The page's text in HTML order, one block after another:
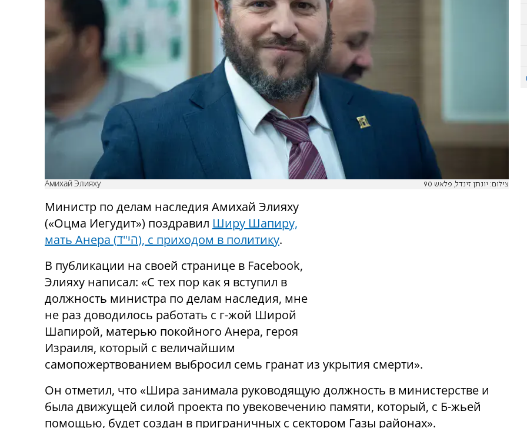
Амихай Элияху צילום: יונתן זינדל, פלאש 90
Министр по делам наследия Амихай Элияху
(«Оцма Иегудит») поздравил Ширу Шапиру,
мать Анера (הי"ד), с приходом в политику.
В публикации на своей странице в Facebook,
Элияху написал: «С тех пор как я вступил в
должность министра по делам наследия, мне
не раз доводилось работать с г-жой Широй
Шапирой, матерью покойного Анера, героя
Израиля, который с величайшим
самопожертвованием выбросил семь гранат из укрытия смерти».
Он отметил, что «Шира занимала руководящую должность в министерстве и
была движущей силой проекта по увековечению памяти, который, с Б-жьей
помощью, будет создан в приграничных с сектором Газы районах».